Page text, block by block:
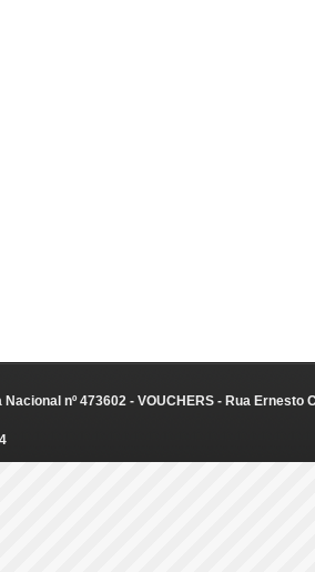
nº 473602 - VOUCHERS - Rua Ernesto